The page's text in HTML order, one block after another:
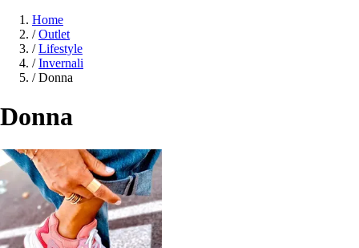
Home
/ Outlet
/ Lifestyle
/ Invernali
/ Donna
Donna